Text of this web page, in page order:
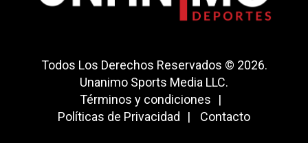
Todos Los Derechos Reservados © 2026.
Unanimo Sports Media LLC.
Términos y condiciones
Políticas de Privacidad
Contacto